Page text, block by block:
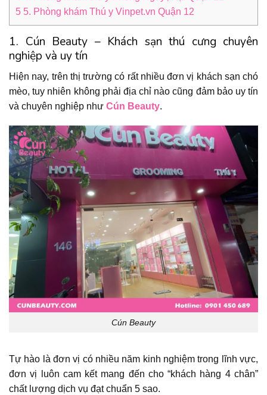
5 5. Phòng khám Thú y Vinpet.vn Quận 12
1. Cún Beauty – Khách sạn thú cưng chuyên
nghiệp và uy tín
Hiện nay, trên thị trường có rất nhiều đơn vị khách sạn chó
mèo, tuy nhiên không phải địa chỉ nào cũng đảm bảo uy tín
và chuyên nghiệp như Cún Beauty.
Cún Beauty
Tự hào là đơn vị có nhiều năm kinh nghiệm trong lĩnh vực,
đơn vị luôn cam kết mang đến cho “khách hàng 4 chân”
chất lượng dịch vụ đạt chuẩn 5 sao.